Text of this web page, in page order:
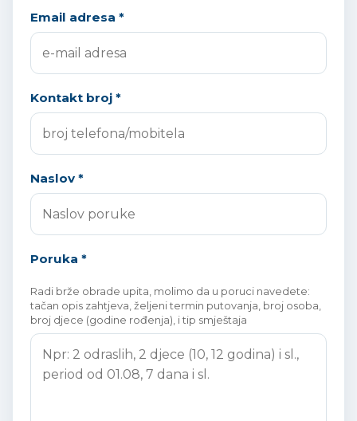
Email adresa *
Kontakt broj *
Naslov *
Poruka *
Radi brže obrade upita, molimo da u poruci navedete:
tačan opis zahtjeva, željeni termin putovanja, broj osoba,
broj djece (godine rođenja), i tip smještaja